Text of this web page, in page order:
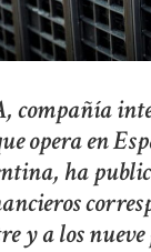
compañía
opera en
ha
y a los nueve